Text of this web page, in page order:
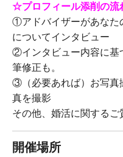
☆プロフィール添削の
①アドバイザーがあなた
についてインタビュー
②インタビュー内容に基
筆修正も。
③（必要あれば）お写真
真を撮影
その他、婚活に関するご
開催場所